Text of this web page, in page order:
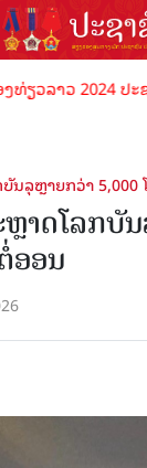
ຽວລາວ 2024 ປ
ນລຸ​ຫຼາຍກວ່າ 5,000
ຫຼາດ​ໂລກບັ
ອອນ